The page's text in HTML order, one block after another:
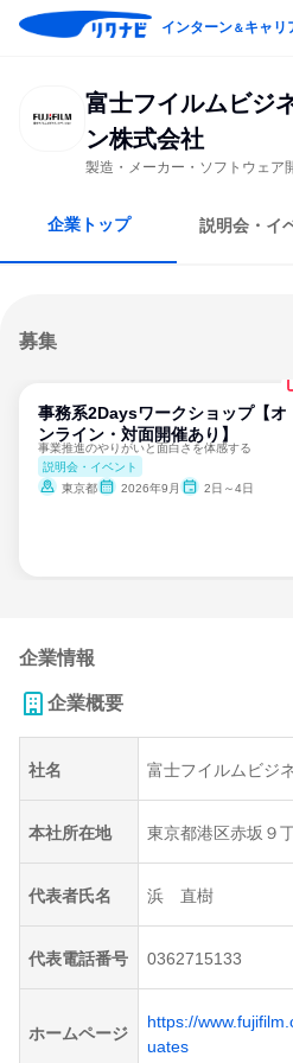
インターン＆キャリ
富士フイルムビジ
ン株式会社
製造・メーカー・ソフトウェア
企業トップ 説明会・イ
募集
事務系2Daysワークショップ【オ
ンライン・対面開催あり】
事業推進のやりがいと面白さを体感する
説明会・イベント
東京都
2026年9月 2日～4日
企業情報
企業概要
社名 富士フイルムビジ
本社所在地 東京都港区赤坂９
代表者氏名 浜 直樹
代表電話番号 0362715133
ホームページ
https://
uates